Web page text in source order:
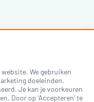
& Artikelen
We gebruiken
doeleinden.
Je kan je voorkeuren
Door op ‘Accepteren’ te